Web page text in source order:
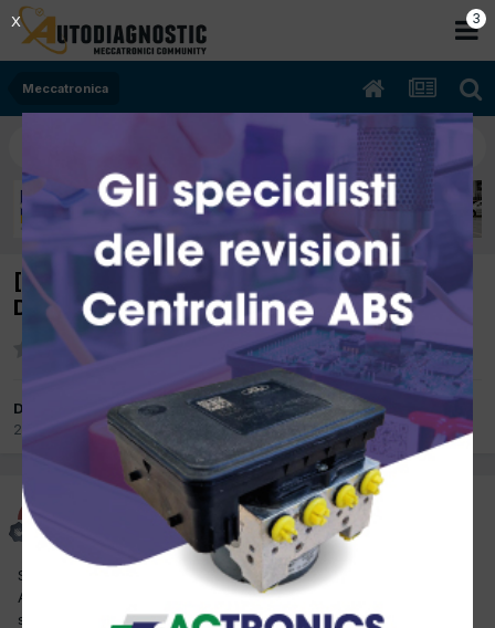
Meccatronica
[Volkswagen Fox 06/2005 1.4cc BNM 51Kw
Diesel] Parte in ritardo
Da DIEGO DL MOTORS
21 Novembre 2019in Meccatronica
DIEGO DL MOTORS
21 Novembre 2019
Salve, ho questa fox 1.4 tdi, la diagnosi mi da 4C08 - SENSORE
ALBERO A CAMME, SEGNALE FUIRI DAL CAMPO. ho sostituito due
sensori con produttori diversi ma sempre lo stesso problema, ho
2
X